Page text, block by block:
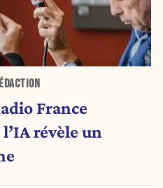
France
révèle un